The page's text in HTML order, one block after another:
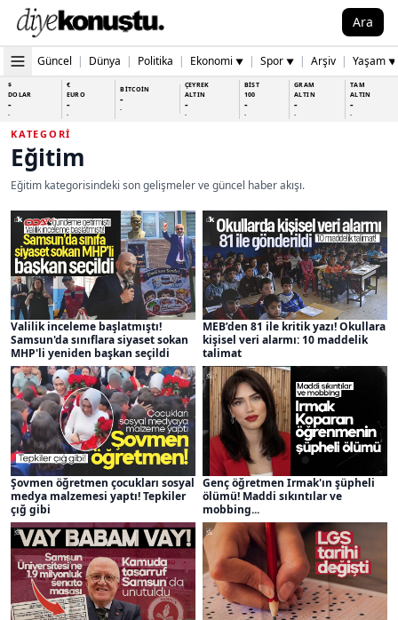
Ara
Güncel | Dünya | Politika | Ekonomi ▼ | Spor ▼ | Arşiv | Yaşam ▼
$
DOLAR
-
-
€
EURO
-
-
BİTCOİN
-
-
ÇEYREK
ALTIN
-
-
BİST
100
-
-
GRAM
ALTIN
-
-
TAM
ALTIN
-
-
KATEGORI
Eğitim
Eğitim kategorisindeki son gelişmeler ve güncel haber akışı.
Valilik inceleme başlatmıştı!
Samsun'da sınıflara siyaset sokan
MHP'li yeniden başkan seçildi
MEB’den 81 ile kritik yazı! Okullara
kişisel veri alarmı: 10 maddelik
talimat
Şovmen öğretmen çocukları sosyal
medya malzemesi yaptı! Tepkiler
çığ gibi
Genç öğretmen Irmak'ın şüpheli
ölümü! Maddi sıkıntılar ve
mobbing...